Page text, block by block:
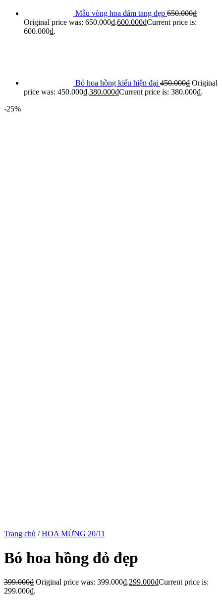
Mẫu vòng hoa đám tang đẹp 650.000₫
Original price was: 650.000₫.600.000₫Current price is:
600.000₫.
Bó hoa hồng kiểu hiện đại 450.000₫ Original
price was: 450.000₫.380.000₫Current price is: 380.000₫.
-25%
Trang chủ / HOA MỪNG 20/11
Bó hoa hồng đỏ đẹp
399.000₫ Original price was: 399.000₫.299.000₫Current price is:
299.000₫.